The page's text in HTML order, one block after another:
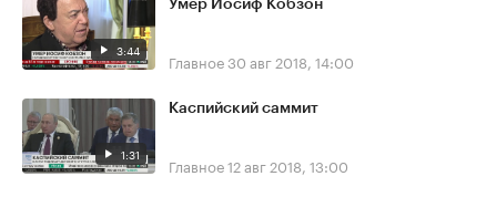
3:44
Умер Иосиф Кобзон
Главное30 авг 2018, 14:00
1:31
Каспийский саммит
Главное12 авг 2018, 13:00